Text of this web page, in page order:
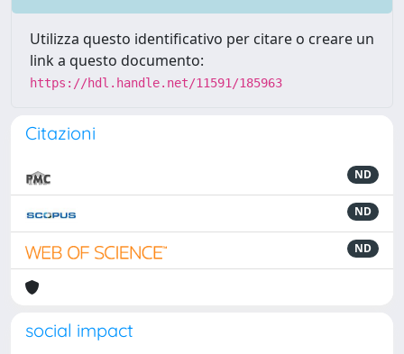
Utilizza questo identificativo per citare o creare un
link a questo documento:
https://hdl.handle.net/11591/185963
Citazioni
ND
ND
ND
social impact